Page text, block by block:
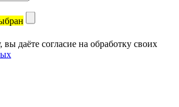
даёте согласие на обработку своих